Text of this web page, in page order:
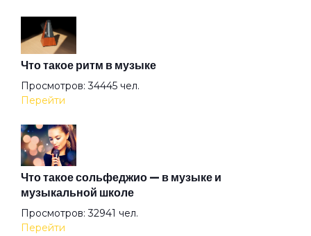
За измену Родине
Запахи детства
Золотой храм
Иллюзия дней
Что такое ритм в музыке
Просмотров: 34445 чел.
Перейти
Что такое сольфеджио — в музыке и
музыкальной школе
Просмотров: 32941 чел.
Перейти